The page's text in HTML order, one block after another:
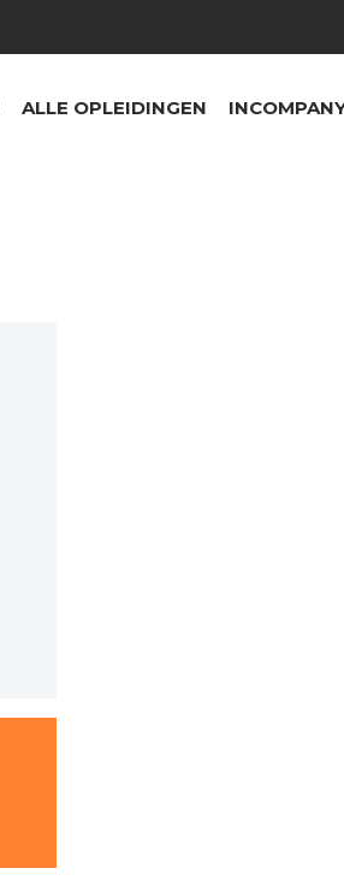
ALLE OPLEIDINGEN